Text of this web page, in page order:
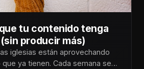
tu contenido tenga
producir más)
iglesias están aprovechando
Cada semana se